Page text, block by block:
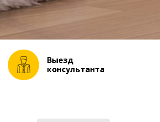
Выезд
консультанта